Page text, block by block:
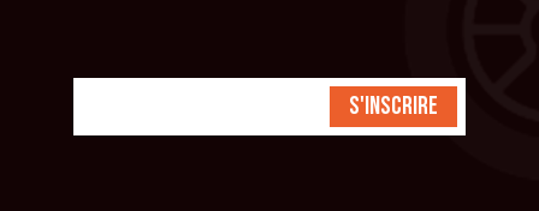
S'inscrire